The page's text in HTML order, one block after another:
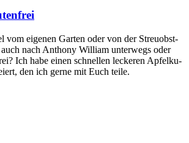
vom eige­nen Gar­ten oder von der Streu­obst­
nach Antho­ny Wil­liam unter­wegs oder
Ich habe einen schnel­len lecke­ren Apfel­ku­
den ich ger­ne mit Euch teile.